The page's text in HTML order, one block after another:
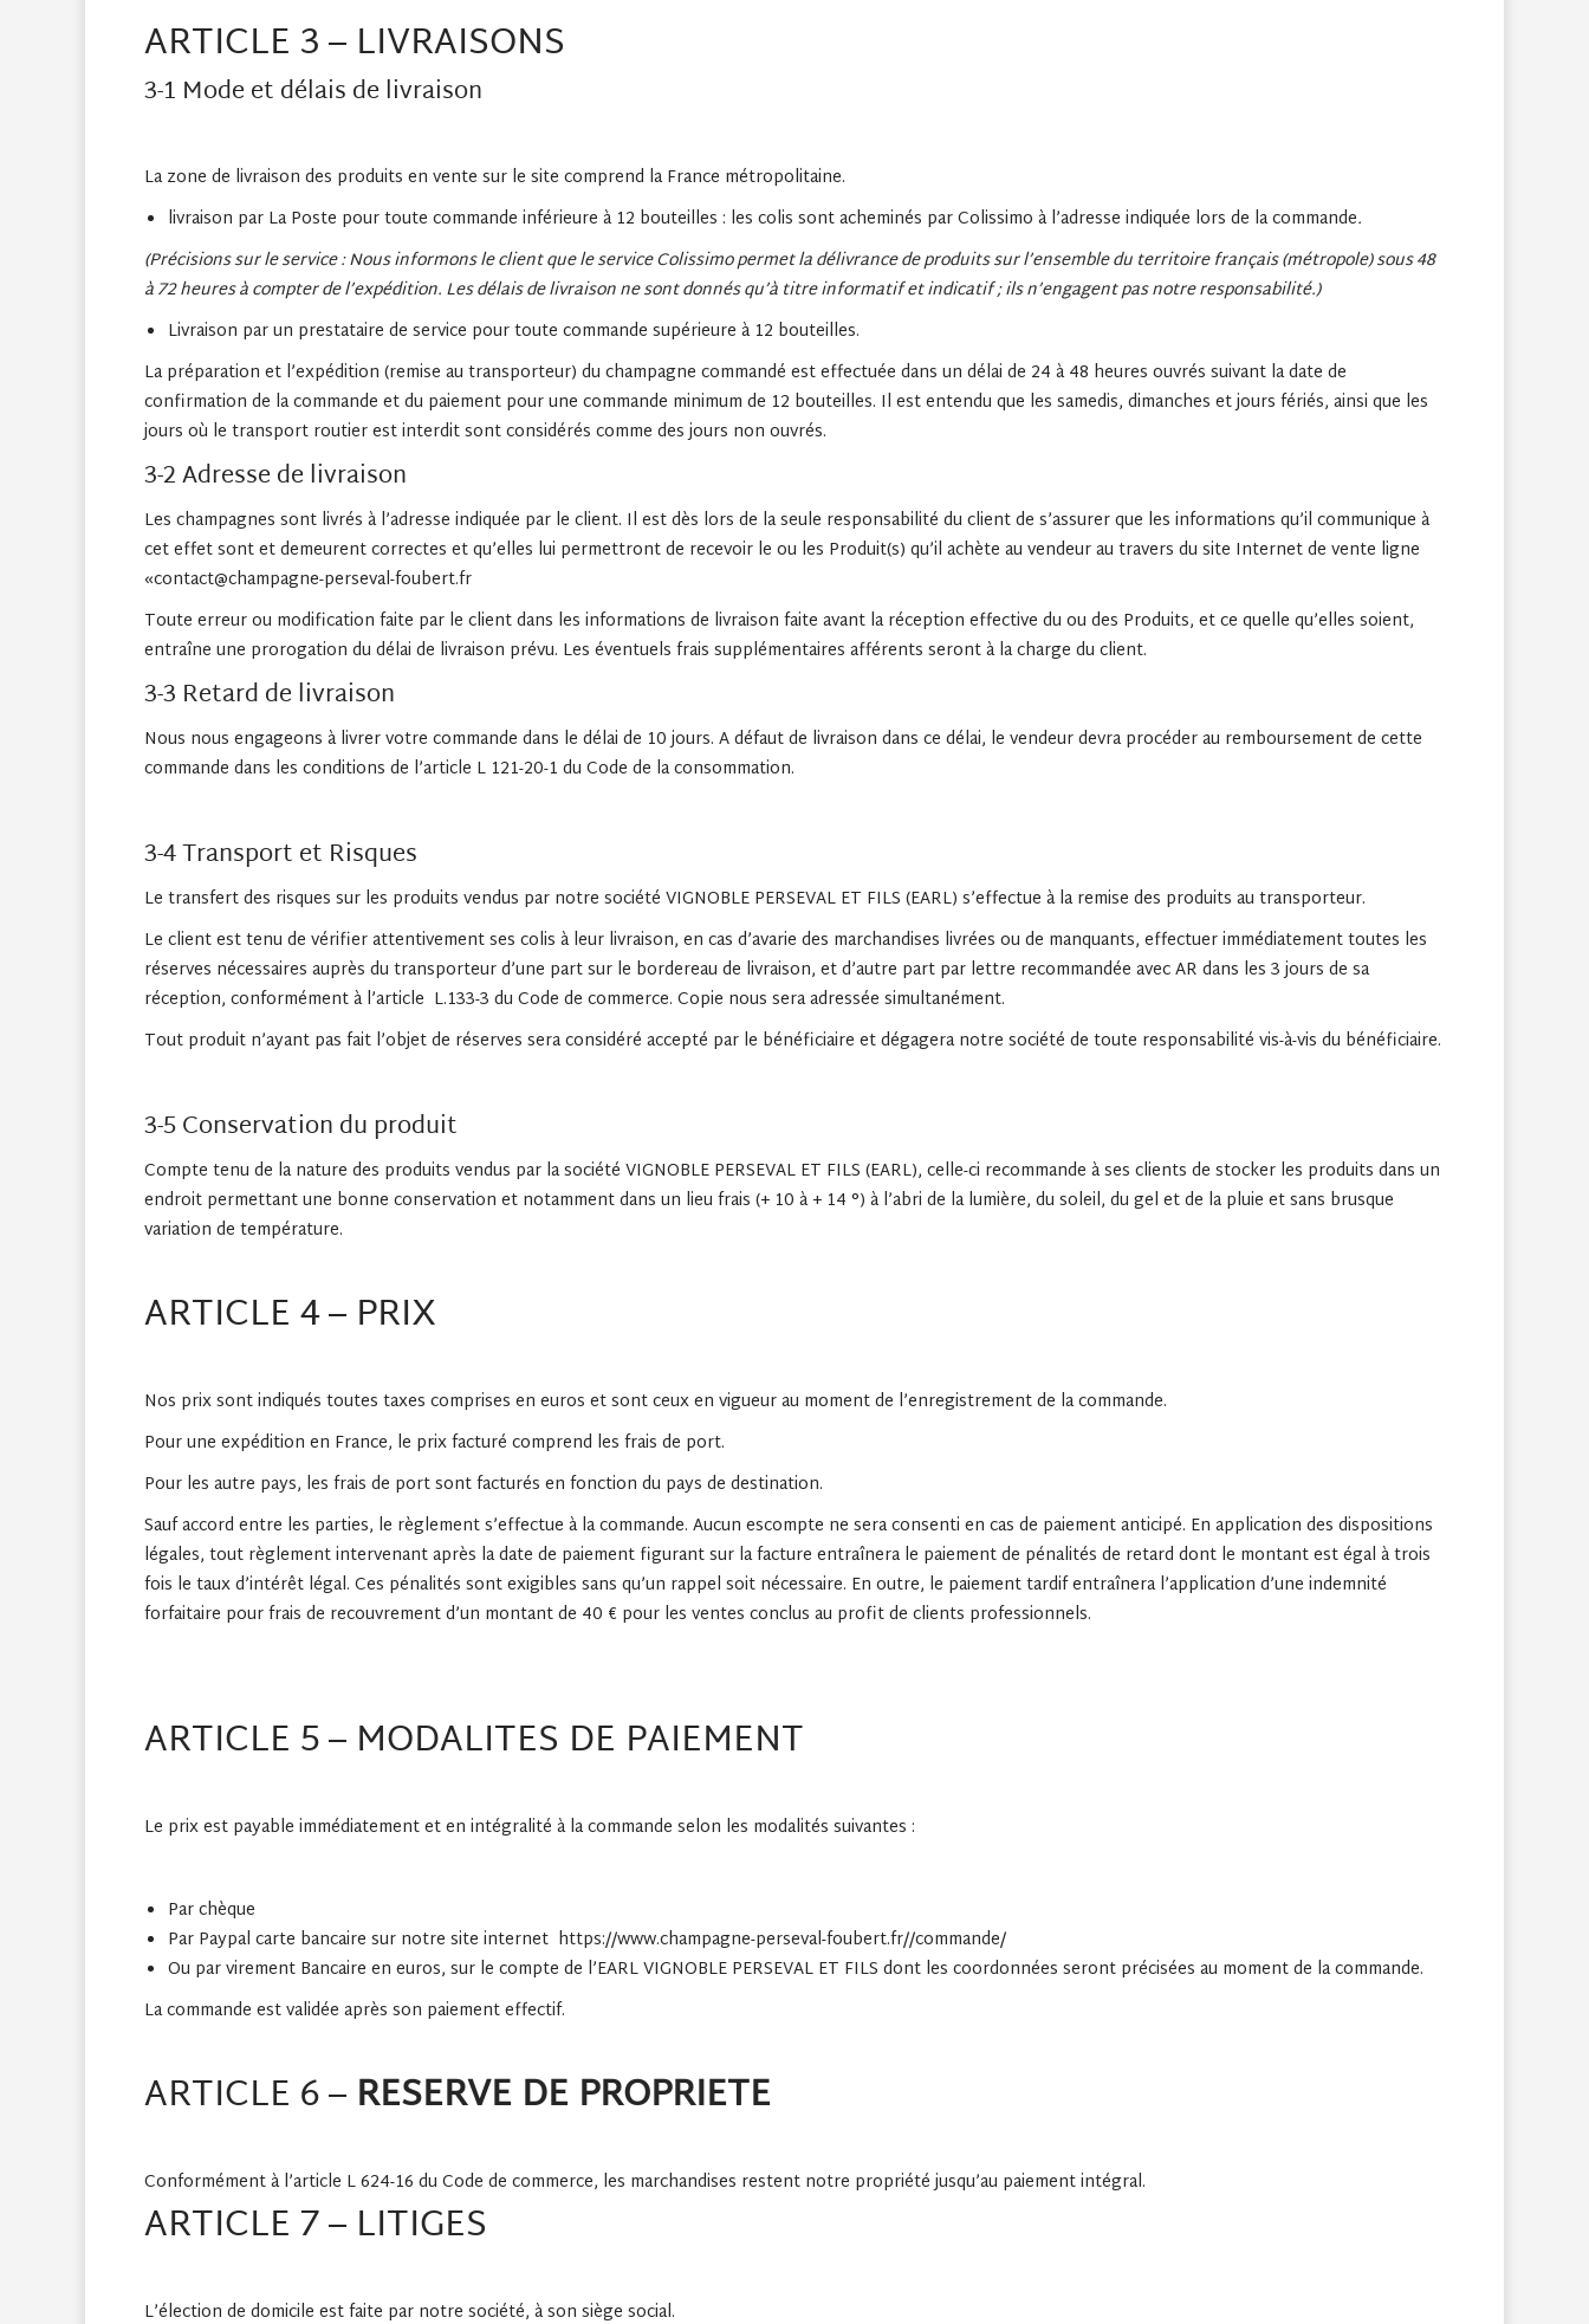
ARTICLE 3 – LIVRAISONS
3-1 Mode et délais de livraison
La zone de livraison des produits en vente sur le site comprend la France métropolitaine.
livraison par La Poste pour toute commande inférieure à 12 bouteilles : les colis sont acheminés par Colissimo à l’adresse indiquée lors de la commande.
(Précisions sur le service : Nous informons le client que le service Colissimo permet la délivrance de produits sur l’ensemble du territoire français (métropole) sous 48
à 72 heures à compter de l’expédition. Les délais de livraison ne sont donnés qu’à titre informatif et indicatif ; ils n’engagent pas notre responsabilité.)
Livraison par un prestataire de service pour toute commande supérieure à 12 bouteilles.
La préparation et l’expédition (remise au transporteur) du champagne commandé est effectuée dans un délai de 24 à 48 heures ouvrés suivant la date de
confirmation de la commande et du paiement pour une commande minimum de 12 bouteilles. Il est entendu que les samedis, dimanches et jours fériés, ainsi que les
jours où le transport routier est interdit sont considérés comme des jours non ouvrés.
3-2 Adresse de livraison
Les champagnes sont livrés à l’adresse indiquée par le client. Il est dès lors de la seule responsabilité du client de s’assurer que les informations qu’il communique à
cet effet sont et demeurent correctes et qu’elles lui permettront de recevoir le ou les Produit(s) qu’il achète au vendeur au travers du site Internet de vente ligne
«contact@champagne-perseval-foubert.fr
Toute erreur ou modification faite par le client dans les informations de livraison faite avant la réception effective du ou des Produits, et ce quelle qu’elles soient,
entraîne une prorogation du délai de livraison prévu. Les éventuels frais supplémentaires afférents seront à la charge du client.
3-3 Retard de livraison
Nous nous engageons à livrer votre commande dans le délai de 10 jours. A défaut de livraison dans ce délai, le vendeur devra procéder au remboursement de cette
commande dans les conditions de l’article L 121-20-1 du Code de la consommation.
3-4 Transport et Risques
Le transfert des risques sur les produits vendus par notre société VIGNOBLE PERSEVAL ET FILS (EARL) s’effectue à la remise des produits au transporteur.
Le client est tenu de vérifier attentivement ses colis à leur livraison, en cas d’avarie des marchandises livrées ou de manquants, effectuer immédiatement toutes les
réserves nécessaires auprès du transporteur d’une part sur le bordereau de livraison, et d’autre part par lettre recommandée avec AR dans les 3 jours de sa
réception, conformément à l’article L.133-3 du Code de commerce. Copie nous sera adressée simultanément.
Tout produit n’ayant pas fait l’objet de réserves sera considéré accepté par le bénéficiaire et dégagera notre société de toute responsabilité vis-à-vis du bénéficiaire.
3-5 Conservation du produit
Compte tenu de la nature des produits vendus par la société VIGNOBLE PERSEVAL ET FILS (EARL), celle-ci recommande à ses clients de stocker les produits dans un
endroit permettant une bonne conservation et notamment dans un lieu frais (+ 10 à + 14 °) à l’abri de la lumière, du soleil, du gel et de la pluie et sans brusque
variation de température.
ARTICLE 4 – PRIX
Nos prix sont indiqués toutes taxes comprises en euros et sont ceux en vigueur au moment de l’enregistrement de la commande.
Pour une expédition en France, le prix facturé comprend les frais de port.
Pour les autre pays, les frais de port sont facturés en fonction du pays de destination.
Sauf accord entre les parties, le règlement s’effectue à la commande. Aucun escompte ne sera consenti en cas de paiement anticipé. En application des dispositions
légales, tout règlement intervenant après la date de paiement figurant sur la facture entraînera le paiement de pénalités de retard dont le montant est égal à trois
fois le taux d’intérêt légal. Ces pénalités sont exigibles sans qu’un rappel soit nécessaire. En outre, le paiement tardif entraînera l’application d’une indemnité
forfaitaire pour frais de recouvrement d’un montant de 40 € pour les ventes conclus au profit de clients professionnels.
ARTICLE 5 – MODALITES DE PAIEMENT
Le prix est payable immédiatement et en intégralité à la commande selon les modalités suivantes :
Par chèque
Par Paypal carte bancaire sur notre site internet https://www.champagne-perseval-foubert.fr//commande/
Ou par virement Bancaire en euros, sur le compte de l’EARL VIGNOBLE PERSEVAL ET FILS dont les coordonnées seront précisées au moment de la commande.
La commande est validée après son paiement effectif.
ARTICLE 6 – RESERVE DE PROPRIETE
Conformément à l’article L 624-16 du Code de commerce, les marchandises restent notre propriété jusqu’au paiement intégral.
ARTICLE 7 – LITIGES
L’élection de domicile est faite par notre société, à son siège social.